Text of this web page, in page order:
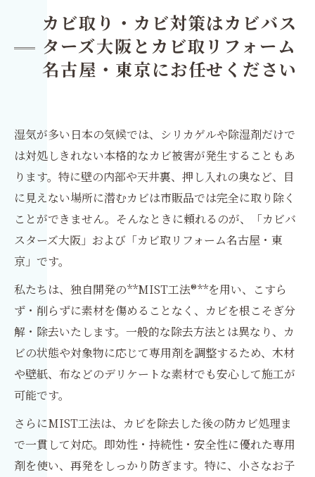
カビ取り・カビ対策はカビバス
ターズ大阪とカビ取リフォーム
名古屋・東京にお任せください
湿気が多い日本の気候では、シリカゲルや除湿剤だけで
は対処しきれない本格的なカビ被害が発生することもあ
ります。特に壁の内部や天井裏、押し入れの奥など、目
に見えない場所に潜むカビは市販品では完全に取り除く
ことができません。そんなときに頼れるのが、「カビバ
スターズ大阪」および「カビ取リフォーム名古屋・東
京」です。
私たちは、独自開発の**MIST工法®**を用い、こすら
ず・削らずに素材を傷めることなく、カビを根こそぎ分
解・除去いたします。一般的な除去方法とは異なり、カ
ビの状態や対象物に応じて専用剤を調整するため、木材
や壁紙、布などのデリケートな素材でも安心して施工が
可能です。
さらにMIST工法は、カビを除去した後の防カビ処理ま
で一貫して対応。即効性・持続性・安全性に優れた専用
剤を使い、再発をしっかり防ぎます。特に、小さなお子